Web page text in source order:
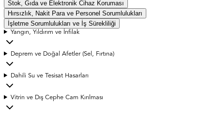
Stok, Gıda ve Elektronik Cihaz Koruması
Hırsızlık, Nakit Para ve Personel Sorumlulukları
İşletme Sorumlulukları ve İş Sürekliliği
Yangın, Yıldırım ve İnfilak
Deprem ve Doğal Afetler (Sel, Fırtına)
Dahili Su ve Tesisat Hasarları
Vitrin ve Dış Cephe Cam Kırılması